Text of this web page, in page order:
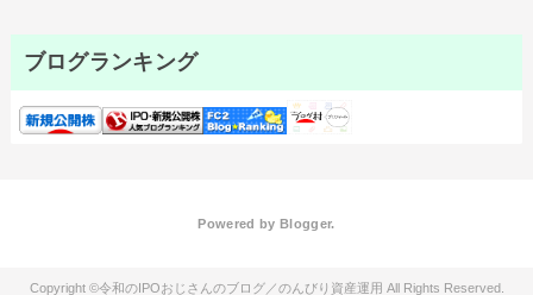
ブログランキング
Powered by Blogger.
令和のIPOおじさんのブログ／のんびり資産運用